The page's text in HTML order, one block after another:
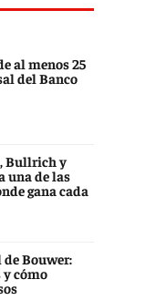
al menos 25
del Banco
Bullrich y
una de las
gana cada
de Bouwer:
cómo